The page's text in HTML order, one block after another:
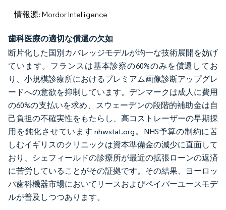
情報源: Mordor Intelligence
歯科医療の適切な償還の欠如
断片化した国別カバレッジモデルが均一な技術展開を妨げ
ています。フランスは基本診察の60%のみを償還してお
り、小規模診療所におけるプレミアム画像診断アップグレ
ードへの意欲を抑制しています。デンマークは成人に費用
の60%の支払いを求め、スウェーデンの段階的補助金は自
己負担の不確実性をもたらし、高コストレーザーの早期採
用を鈍化させています nhwstat.org。NHS予算の制約に苦
しむイギリスのクリニックは資本準備金の減少に直面して
おり、シェフィールドの診療所が最近の拡張ローンの返済
に苦労していることがその証拠です。その結果、ヨーロッ
パ歯科機器市場においてリースおよびペイパーユースモデ
ルが普及しつつあります。